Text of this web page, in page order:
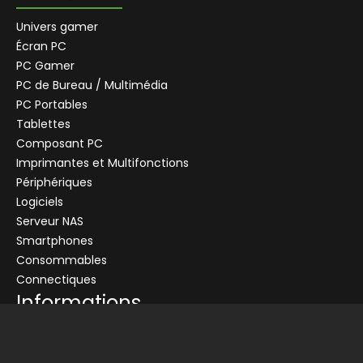
Connectez-vous pour voir les informations de ce produit
CENTRALE+
Univers gamer
Écran PC
PC Gamer
PC de Bureau / Multimédia
PC Portables
Tablettes
Composant PC
Imprimantes et Multifonctions
Périphériques
Logiciels
Serveur NAS
Smartphones
Consommables
Connectiques
Informations